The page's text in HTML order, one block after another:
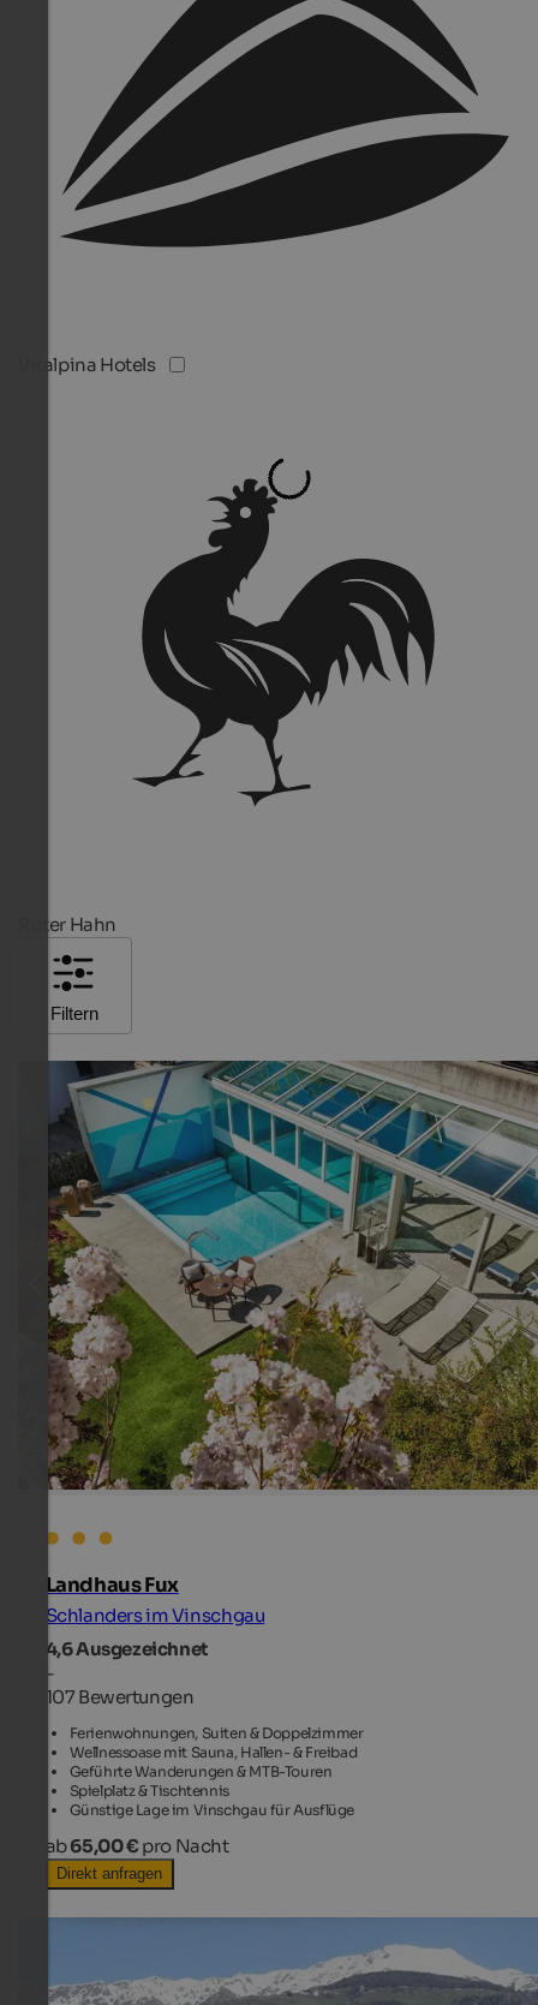
Vitalpina Hotels
Roter Hahn
Filtern
Landhaus Fux
Schlanders im Vinschgau
4,6Ausgezeichnet
-
107 Bewertungen
Ferienwohnungen, Suiten & Doppelzimmer
Wellnessoase mit Sauna, Hallen- & Freibad
Geführte Wanderungen & MTB-Touren
Spielplatz & Tischtennis
Günstige Lage im Vinschgau für Ausflüge
ab65,00 € pro Nacht
Direkt anfragen